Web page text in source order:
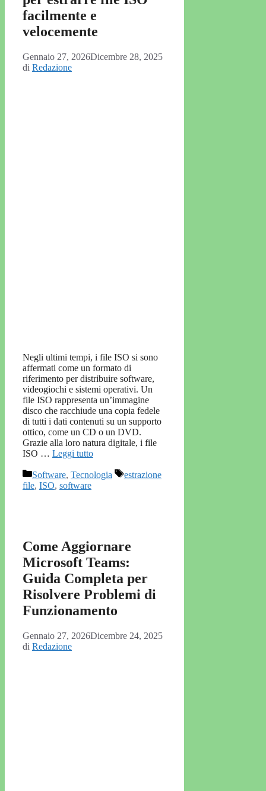
facilmente e
velocemente
Gennaio 27, 2026Dicembre 28, 2025
di Redazione
Negli ultimi tempi, i file ISO si sono
affermati come un formato di
riferimento per distribuire software,
videogiochi e sistemi operativi. Un
file ISO rappresenta un’immagine
disco che racchiude una copia fedele
di tutti i dati contenuti su un supporto
ottico, come un CD o un DVD.
Grazie alla loro natura digitale, i file
ISO … Leggi tutto
Categorie
Software, Tecnologia Tag
estrazione
file, ISO, software
Come Aggiornare
Microsoft Teams:
Guida Completa per
Risolvere Problemi di
Funzionamento
Gennaio 27, 2026Dicembre 24, 2025
di Redazione